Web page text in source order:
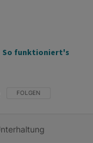
So funktioniert's
FOLGE DIESER
FOLGEN